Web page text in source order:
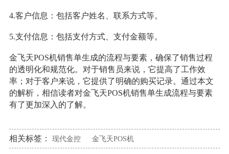
4.客户信息：包括客户姓名、联系方式等。
5.支付信息：包括支付方式、支付金额等。
金飞天POS机销售单生成的流程与要素，确保了销售过程
的透明化和规范化。对于销售员来说，它提高了工作效
率；对于客户来说，它提供了明确的购买记录。通过本文
的解析，相信读者对金飞天POS机销售单生成流程与要素
有了更加深入的了解。
相关标签： 现代金控 金飞天POS机